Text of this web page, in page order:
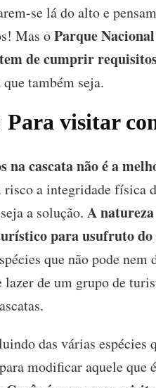
se lá do alto e
Mas oParque
de cumprir
também seja.
visitar
cascata não é a
risco a integridade
a solução. A
para usufruto do
que não pode
de um grupo de
das várias espécies
modificar aquele que